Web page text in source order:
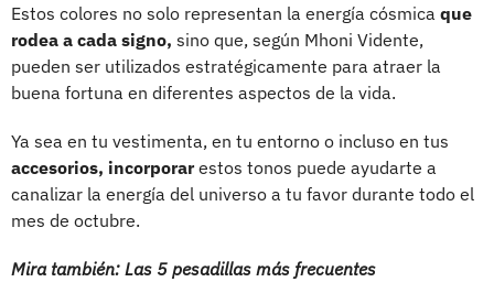
Estos colores no solo representan la energía cósmica que
rodea a cada signo, sino que, según Mhoni Vidente,
pueden ser utilizados estratégicamente para atraer la
buena fortuna en diferentes aspectos de la vida.
Ya sea en tu vestimenta, en tu entorno o incluso en tus
accesorios, incorporarestos tonos puede ayudarte a
canalizar la energía del universo a tu favor durante todo el
mes de octubre.
Mira también: Las 5 pesadillas más frecuentes